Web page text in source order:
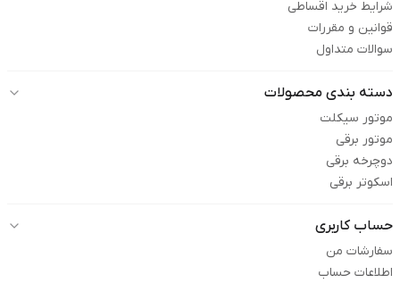
شرایط خرید اقساطی
قوانین و مقررات
سوالات متداول
دسته بندی محصولات
موتور سیکلت
موتور برقی
دوچرخه برقی
اسکوتر برقی
حساب کاربری
سفارشات من
اطلاعات حساب